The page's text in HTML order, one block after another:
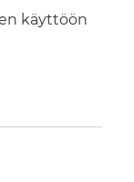
käyttöön